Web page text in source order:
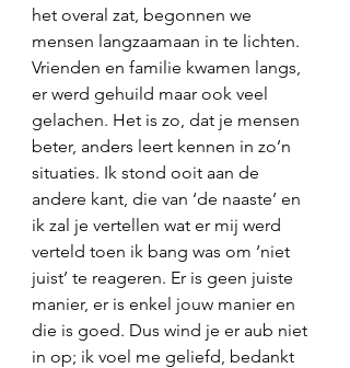
het overal zat, begonnen we
mensen langzaamaan in te lichten.
Vrienden en familie kwamen langs,
er werd gehuild maar ook veel
gelachen. Het is zo, dat je mensen
beter, anders leert kennen in zo’n
situaties. Ik stond ooit aan de
andere kant, die van ‘de naaste’ en
ik zal je vertellen wat er mij werd
verteld toen ik bang was om ‘niet
juist’ te reageren. Er is geen juiste
manier, er is enkel jouw manier en
die is goed. Dus wind je er aub niet
in op; ik voel me geliefd, bedankt